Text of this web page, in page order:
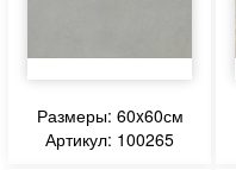
Размеры: 60x60см
Артикул: 100265